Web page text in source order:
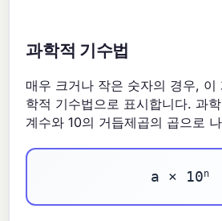
과학적 기수법
매우 크거나 작은 숫자의 경우, 이
학적 기수법으로 표시합니다. 과
계수와 10의 거듭제곱의 곱으로
a × 10n